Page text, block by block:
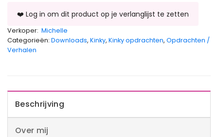
Verkoper: Michelle
Categorieën: Downloads, Kinky, Kinky opdrachten, Opdrachten /
Verhalen
Beschrijving
Over mij